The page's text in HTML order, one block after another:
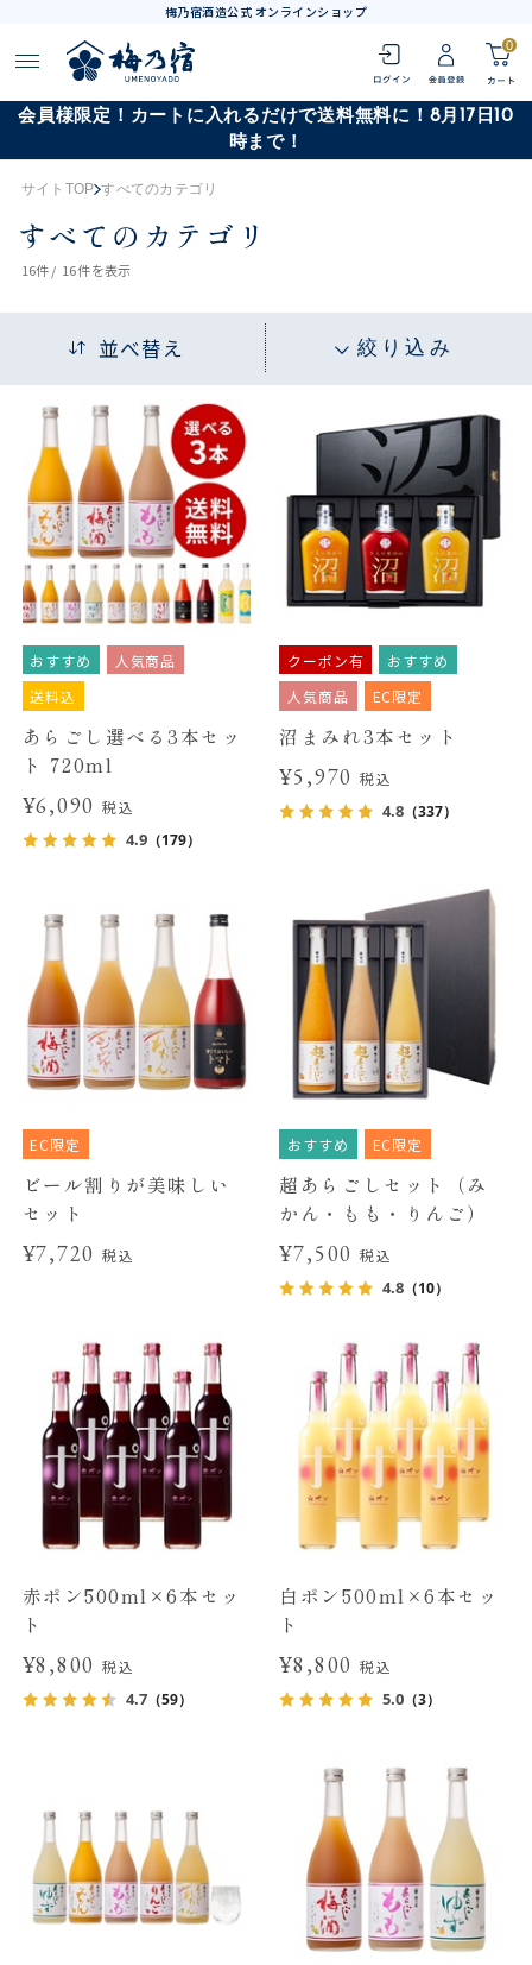
梅乃宿酒造公式 オンラインショップ
0
会員様限定！カートに入れるだけで送料無料に！8月17日10
時まで！
サイトTOP すべてのカテゴリ
すべてのカテゴリ
16件 / 16件を表示
並べ替え 絞り込み
おすすめ
人気商品
送料込
あらごし選べる3本セッ
ト 720ml
¥6,090税込
4.9（179）
クーポン有
おすすめ
人気商品
EC限定
沼まみれ3本セット
¥5,970 税込
4.8 （337）
EC限定
ビール割りが美味しい
セット
¥7,720税込
おすすめ EC限定
超あらごしセット（み
かん・もも・りんご）
¥7,500 税込
4.8 （10）
赤ポン500ml×6本セッ
ト
¥8,800税込
4.7（59）
白ポン500ml×6本セッ
ト
¥8,800 税込
5.0 （3）